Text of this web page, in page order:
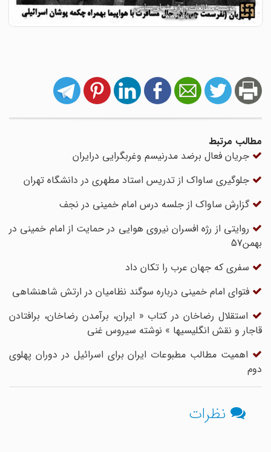
مطالب مرتبط
جریان فعال برضد مدرنیسم وغربگرایی درایران
جلوگیری ساواک از تدریس استاد مطهری در دانشگاه تهران
گزارش ساواک از جلسه درس امام خمینی در نجف
روایتی از رژه افسران نیروی هوایی در حمایت از امام خمینی در
بهمن57
سفری که جهان عرب را تکان داد
فتوای امام خمینی درباره سوگند نظامیان در ارتش شاهنشاهی
استقلال رضاخان در کتاب « ایران، برآمدن رضاخان، برافتادن
قاجار و نقش انگلیسیها » نوشته سیروس غنی
اهمیت مطالب مطبوعات ایران برای اسرائیل در دوران پهلوی
دوم
نظرات